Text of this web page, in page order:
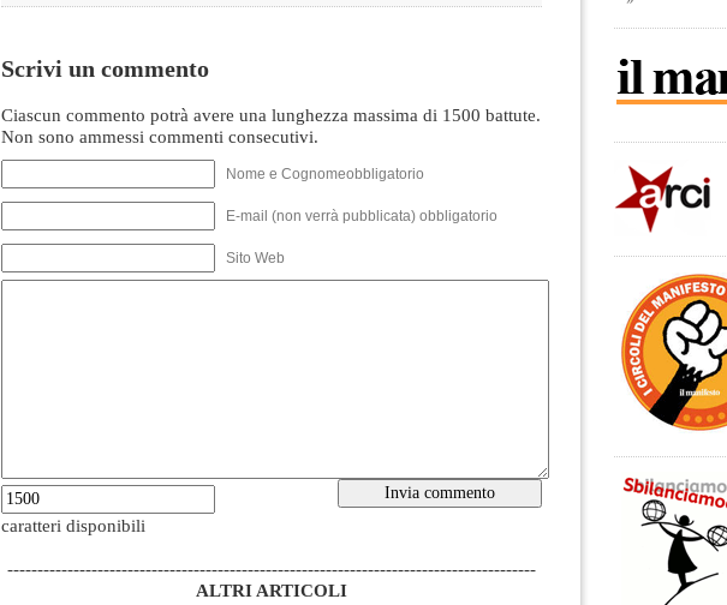
Scrivi un commento
Ciascun commento potrà avere una lunghezza massima di 1500 battute.
Non sono ammessi commenti consecutivi.
Nome e Cognomeobbligatorio
E-mail (non verrà pubblicata) obbligatorio
Sito Web
caratteri disponibili
----------------------------------------------------------------------------------------
ALTRI ARTICOLI